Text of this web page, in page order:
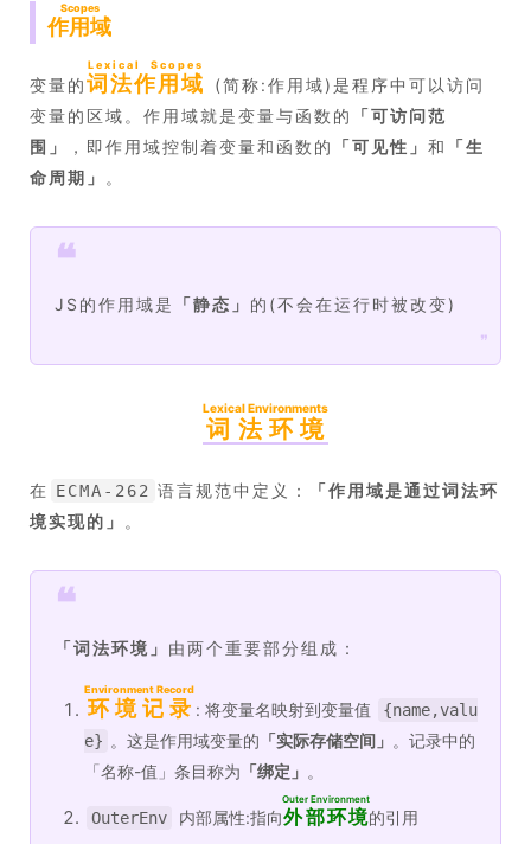
作用域
Scopes
变量的词法作用域
Lexical Scopes
(简称:作用域)是程序中可以访问
变量的区域。作用域就是变量与函数的
「可访问范
围 」 ，即作用域控制着变量和函数的 「可见性 」 和 「生
命周期 」 。
❝
JS的作用域是 「静态 」 的(不会在运行时被改变)
❞
词法环境
Lexical Environments
在 ECMA-262 语言规范中定义： 「作用域是通过词法环
境实现的 」 。
❝
「词法环境 」 由两个重要部分组成：
环境记录
Environment Record
: 将变量名映射到变量值
{name,valu
e} 。这是作用域变量的 「实际存储空间 」 。记录中的
「名称-值」条目称为 「绑定 」 。
OuterEnv 内部属性:指向外部环境
Outer Environment
的引用